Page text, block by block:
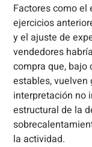
Factores como el
ejercicios
y el ajuste de
vendedores
compra que,
estables, vuelven
interpretación no
estructural de la
la actividad.